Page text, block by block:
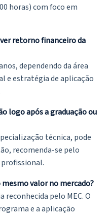
horas) com foco em
retorno financeiro da
dependendo da área
e estratégia de aplicação
logo após a graduação ou
técnica, pode
recomenda-se pelo
profissional.
valor no mercado?
reconhecida pelo MEC. O
e a aplicação